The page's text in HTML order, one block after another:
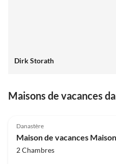
Dirk Storath
Maisons de vacances
Danastère
2 Chambres